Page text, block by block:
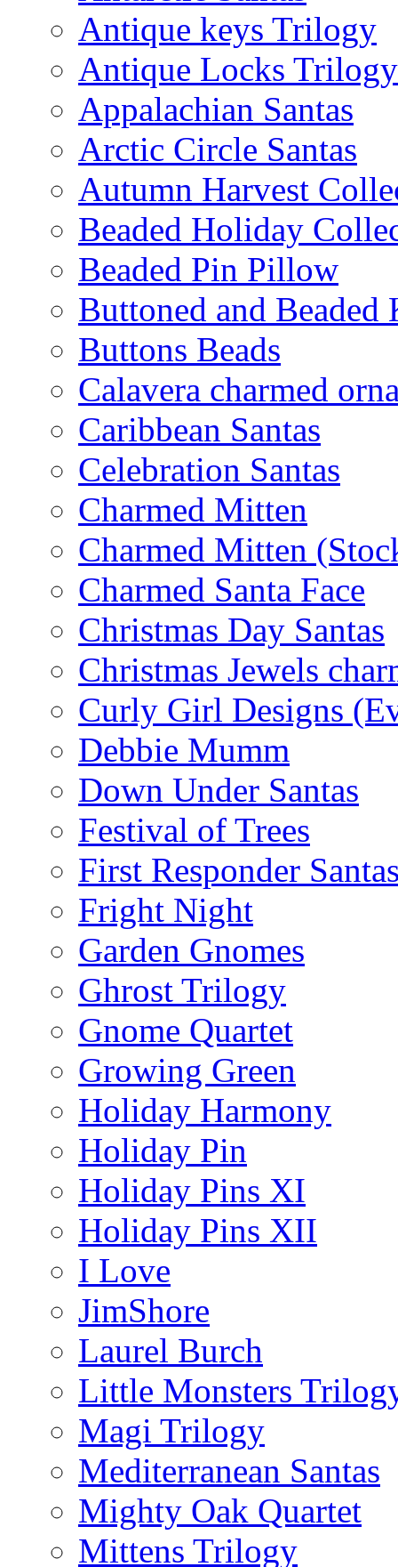
Antique keys Trilogy
Antique Locks Trilogy
Appalachian Santas
Arctic Circle Santas
Autumn Harvest
Beaded Holiday
Beaded Pin Pillow
Buttoned and Beaded
Buttons Beads
Calavera charmed
Caribbean Santas
Celebration Santas
Charmed Mitten
Charmed Mitten
Charmed Santa Face
Christmas Day Santas
Christmas Jewels
Curly Girl Designs
Debbie Mumm
Down Under Santas
Festival of Trees
First Responder
Fright Night
Garden Gnomes
Ghrost Trilogy
Gnome Quartet
Growing Green
Holiday Harmony
Holiday Pin
Holiday Pins XI
Holiday Pins XII
I Love
JimShore
Laurel Burch
Little Monsters
Magi Trilogy
Mediterranean Santas
Mighty Oak Quartet
Mittens Trilogy